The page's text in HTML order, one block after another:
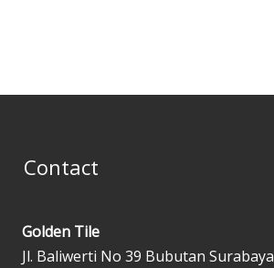
Contact
Golden Tile
Jl. Baliwerti No 39 Bubutan Surabaya